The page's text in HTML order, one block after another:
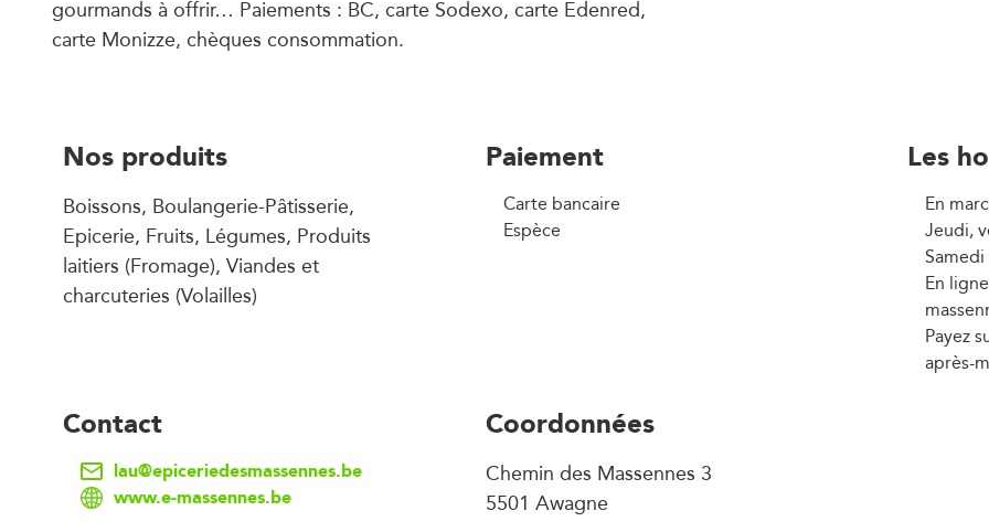
gourmands à offrir… Paiements : BC, carte Sodexo, carte Edenred,
carte Monizze, chèques consommation.
Nos produits
Boissons, Boulangerie-Pâtisserie,
Epicerie, Fruits, Légumes, Produits
laitiers (Fromage), Viandes et
charcuteries (Volailles)
Paiement
Carte bancaire
Espèce
Les
En
Jeudi,
En
Payez
après-
Contact
lau@epiceriedesmassennes.be
www.e-massennes.be
Coordonnées
Chemin des Massennes 3
5501 Awagne